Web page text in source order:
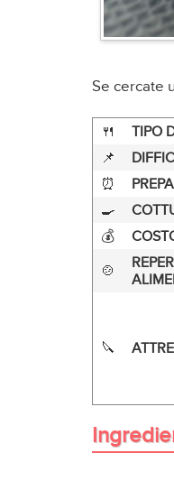
Se cercate
🍴 TIPO
📌
⏰
🍳
💰
🍲
🔪